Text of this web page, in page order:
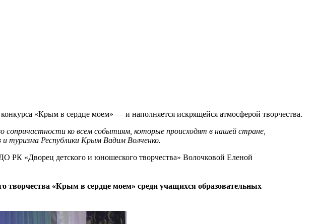
«Крым в сердце моем» — и наполняется искрящейся атмосферой творчества.
сопричастности ко всем событиям, которые происходят в нашей стране,
туризма Республики Крым Вадим Волченко.
РК «Дворец детского и юношеского творчества» Волочковой Еленой
творчества «Крым в сердце моем» среди учащихся образовательных